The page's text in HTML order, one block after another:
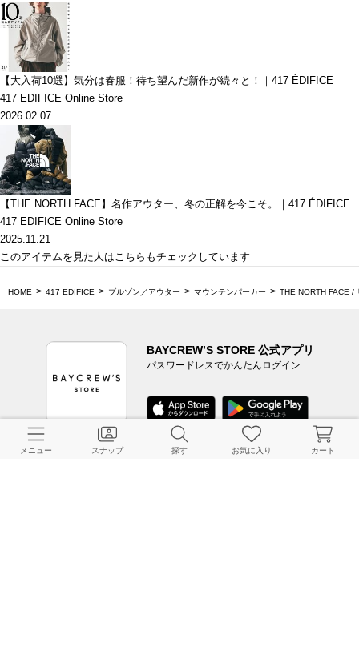
【大入荷10選】気分は春服！待ち望んだ新作が続々と！｜417 ÉDIFICE
417 EDIFICE Online Store
2026.02.07
【THE NORTH FACE】名作アウター、冬の正解を今こそ。｜417 ÉDIFICE
417 EDIFICE Online Store
2025.11.21
このアイテムを見た人はこちらもチェックしています
HOME 417 EDIFICE ブルゾン／アウター マウンテンパーカー THE NORTH FACE /
BAYCREW’S STORE 公式アプリ
パスワードレスでかんたんログイン
CUSTOMER SERVICE
メニュー スナップ 探す お気に入り カート